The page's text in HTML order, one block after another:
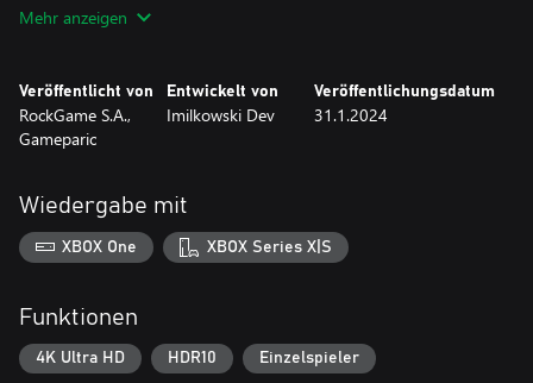
und wertvolle Materialien abzubauen! Mit besseren Materialien
kommen auch bessere Werkzeuge: Äxte, Spitzhacken, Schwerter,
Schleudern, Pinsel und mehr!
BAUEN UND DEKORIEREN
Mit verschiedenen Holzarten, aus denen du Böden, Wände,
Zäune und verschiedene Dekorationen herstellen kannst, kannst
du dein Traumhaus und die Umgebung bauen.
BAUERNHOF
angebaut? Vielleicht hast du Alpakas oder Strauße gezüchtet
Mehr anzeigen
Veröffentlicht von
RockGame S.A.,
Gameparic
Entwickelt von
Imilkowski Dev
Veröffentlichungsdatum
31.1.2024
Wiedergabe mit
XBOX One XBOX Series X|S
Funktionen
4K Ultra HD HDR10 Einzelspieler